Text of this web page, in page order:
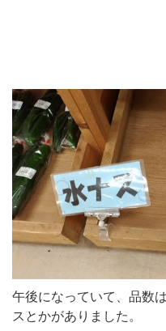
午後になっていて、品数
スとかがありました。